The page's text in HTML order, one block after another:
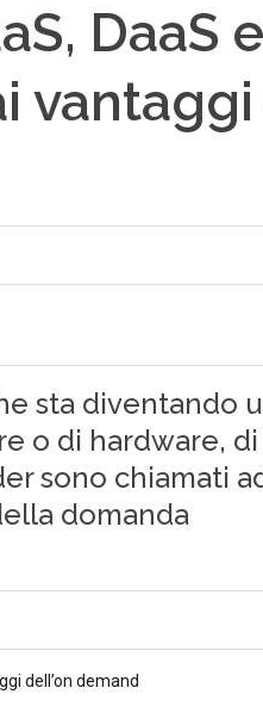
DaaS
vantaggi
sta diventando
o di hardware,
sono chiamati
domanda